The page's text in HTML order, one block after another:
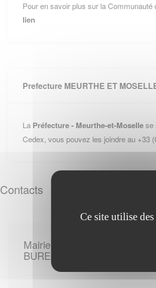
Pour en savoir plus sur la
lien
Prefecture MEURTHE ET
La Préfecture - Meurthe-et-Mosellese
Cedex, vous pouvez les joindre au +33
Contacts
Mairie de
BURES
Ce site utilise